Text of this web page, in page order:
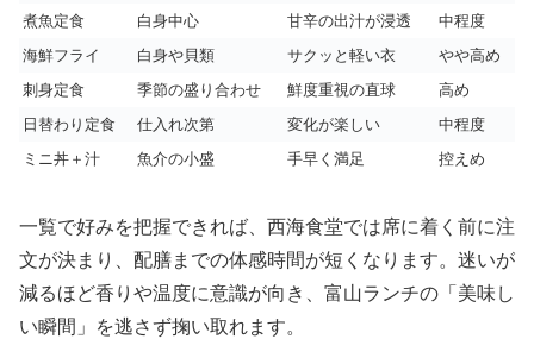
煮魚定食
白身中心 甘辛の出汁が浸透
中程度
海鮮フライ
白身や貝類 サクッと軽い衣
やや高め
刺身定食
季節の盛り合わせ 鮮度重視の直球
高め
日替わり定食
仕入れ次第 変化が楽しい
中程度
ミニ丼＋汁
魚介の小盛 手早く満足 控えめ
一覧で好みを把握できれば、西海食堂では席に着く前に注
文が決まり、配膳までの体感時間が短くなります。迷いが
減るほど香りや温度に意識が向き、富山ランチの「美味し
い瞬間」を逃さず掬い取れます。